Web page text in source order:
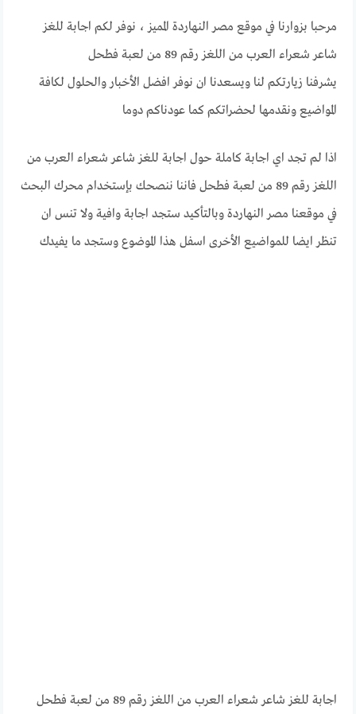
مرحبا بزوارنا في موقع مصر النهاردة المميز ، نوفر لكم اجابة للغز
شاعر شعراء العرب من اللغز رقم 89 من لعبة فطحل
يشرفنا زيارتكم لنا ويسعدنا ان نوفر افضل الأخبار والحلول لكافة
المواضيع ونقدمها لحضراتكم كما عودناكم دوما
اذا لم تجد اي اجابة كاملة حول اجابة للغز شاعر شعراء العرب من
اللغز رقم 89 من لعبة فطحل فاننا ننصحك بإستخدام محرك البحث
في موقعنا مصر النهاردة وبالتأكيد ستجد اجابة وافية ولا تنس ان
تنظر ايضا للمواضيع الأخرى اسفل هذا الموضوع وستجد ما يفيدك
اجابة للغز شاعر شعراء العرب من اللغز رقم 89 من لعبة فطحل